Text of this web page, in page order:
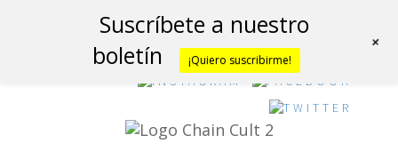
Suscríbete a nuestro
boletín
¡Quiero suscribirme!
+